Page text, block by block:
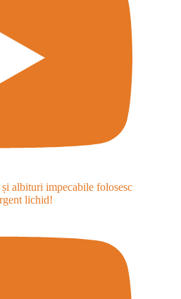
albituri impecabile folosesc
lichid!